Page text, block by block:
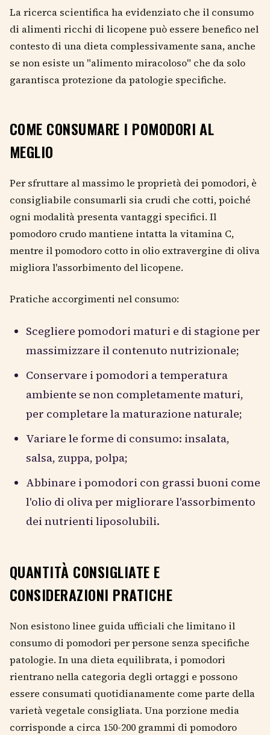
La ricerca scientifica ha evidenziato che il consumo
di alimenti ricchi di licopene può essere benefico nel
contesto di una dieta complessivamente sana, anche
se non esiste un "alimento miracoloso" che da solo
garantisca protezione da patologie specifiche.
COME CONSUMARE I POMODORI AL
MEGLIO
Per sfruttare al massimo le proprietà dei pomodori, è
consigliabile consumarli sia crudi che cotti, poiché
ogni modalità presenta vantaggi specifici. Il
pomodoro crudo mantiene intatta la vitamina C,
mentre il pomodoro cotto in olio extravergine di oliva
migliora l'assorbimento del licopene.
Pratiche accorgimenti nel consumo:
Scegliere pomodori maturi e di stagione per
massimizzare il contenuto nutrizionale;
Conservare i pomodori a temperatura
ambiente se non completamente maturi,
per completare la maturazione naturale;
Variare le forme di consumo: insalata,
salsa, zuppa, polpa;
Abbinare i pomodori con grassi buoni come
l'olio di oliva per migliorare l'assorbimento
dei nutrienti liposolubili.
QUANTITÀ CONSIGLIATE E
CONSIDERAZIONI PRATICHE
Non esistono linee guida ufficiali che limitano il
consumo di pomodori per persone senza specifiche
patologie. In una dieta equilibrata, i pomodori
rientrano nella categoria degli ortaggi e possono
essere consumati quotidianamente come parte della
varietà vegetale consigliata. Una porzione media
corrisponde a circa 150-200 grammi di pomodoro